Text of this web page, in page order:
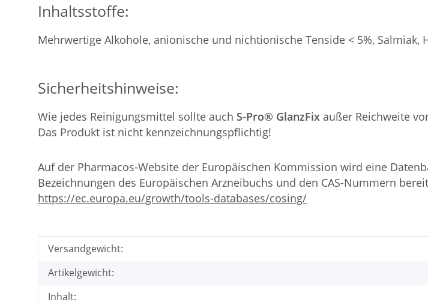
Inhaltsstoffe:
Mehrwertige Alkohole, anionische und nichtionische Tenside < 5%, Salmiak,
Sicherheitshinweise:
Wie jedes Reinigungsmittel sollte auch S-Pro® GlanzFix außer Reichweite
Das Produkt ist nicht kennzeichnungspflichtig!
Auf der Pharmacos-Website der Europäischen Kommission wird eine
Bezeichnungen des Europäischen Arzneibuchs und den CAS-Nummern
https://ec.europa.eu/growth/tools-databases/cosing/
Produkteigenschaft
Wert
Versandgewicht:
Artikelgewicht:
Inhalt: